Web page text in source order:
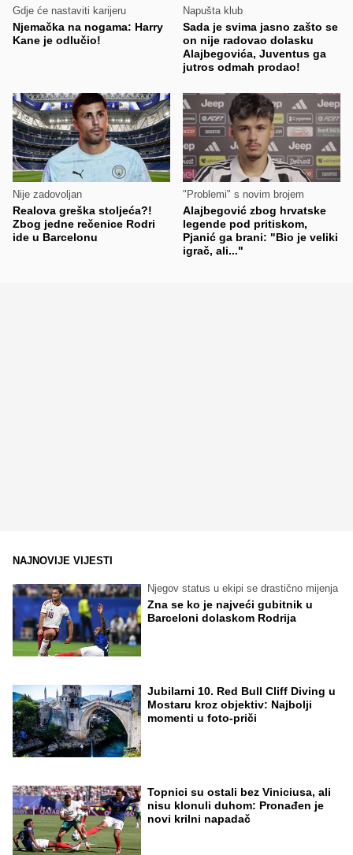
Gdje će nastaviti karijeru
Njemačka na nogama: Harry
Kane je odlučio!
Napušta klub
Sada je svima jasno zašto se
on nije radovao dolasku
Alajbegovića, Juventus ga
jutros odmah prodao!
Nije zadovoljan
Realova greška stoljeća?!
Zbog jedne rečenice Rodri
ide u Barcelonu
"Problemi" s novim brojem
Alajbegović zbog hrvatske
legende pod pritiskom,
Pjanić ga brani: "Bio je veliki
igrač, ali..."
NAJNOVIJE VIJESTI
Njegov status u ekipi se drastično mijenja
Zna se ko je najveći gubitnik u
Barceloni dolaskom Rodrija
Jubilarni 10. Red Bull Cliff Diving u
Mostaru kroz objektiv: Najbolji
momenti u foto-priči
Topnici su ostali bez Viniciusa, ali
nisu klonuli duhom: Pronađen je
novi krilni napadač